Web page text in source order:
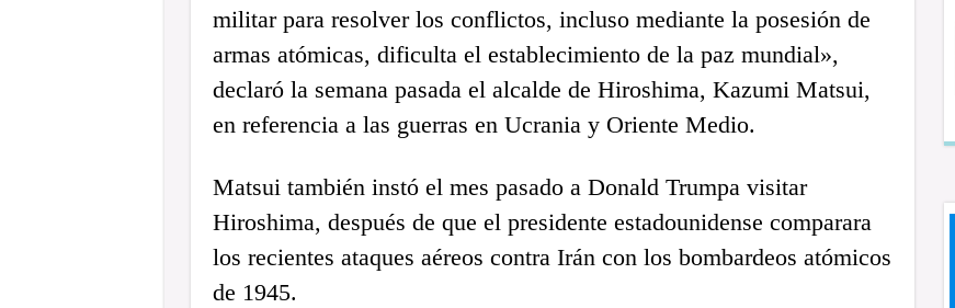
militar para resolver los conflictos, incluso mediante la posesión de
armas atómicas, dificulta el establecimiento de la paz mundial»,
declaró la semana pasada el alcalde de Hiroshima, Kazumi Matsui,
en referencia a las guerras en Ucrania y Oriente Medio.
Matsui también instó el mes pasado a Donald Trumpa visitar
Hiroshima, después de que el presidente estadounidense comparara
los recientes ataques aéreos contra Irán con los bombardeos atómicos
de 1945.